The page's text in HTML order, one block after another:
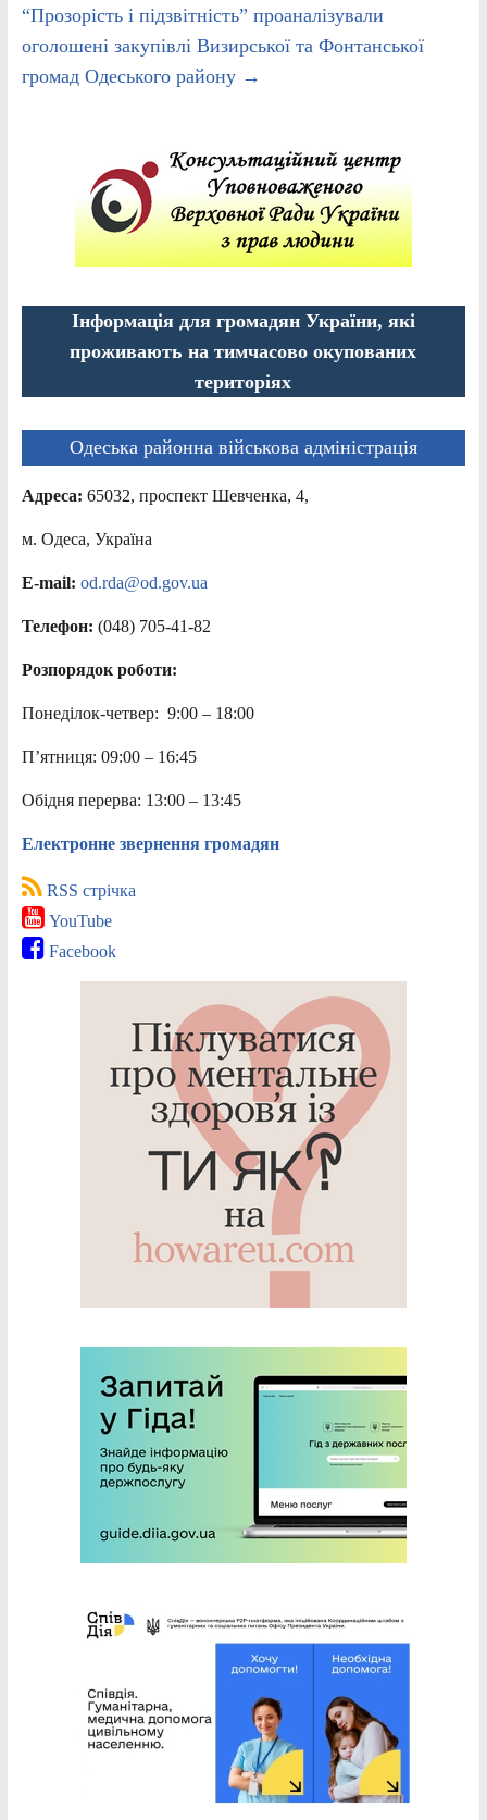
“Прозорість і підзвітність” проаналізували
оголошені закупівлі Визирської та Фонтанської
громад Одеського району →
Інформація для громадян України, які
проживають на тимчасово окупованих
територіях
Одеська районна військова адміністрація
Адреса: 65032, проспект Шевченка, 4,
м. Одеса, Україна
E-mail: od.rda@od.gov.ua
Телефон: (048) 705-41-82
Розпорядок роботи:
Понеділок-четвер: 9:00 – 18:00
П’ятниця: 09:00 – 16:45
Обідня перерва: 13:00 – 13:45
Електронне звернення громадян
RSS стрічка
YouTube
Facebook